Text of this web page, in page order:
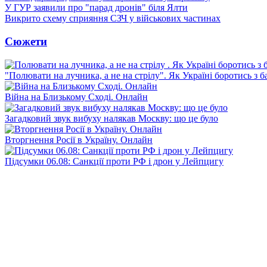
У ГУР заявили про "парад дронів" біля Ялти
Викрито схему сприяння СЗЧ у військових частинах
Сюжети
"Полювати на лучника, а не на стрілу". Як Україні боротись з
Війна на Близькому Сході. Онлайн
Загадковий звук вибуху налякав Москву: що це було
Вторгнення Росії в Україну. Онлайн
Підсумки 06.08: Санкції проти РФ і дрон у Лейпцигу